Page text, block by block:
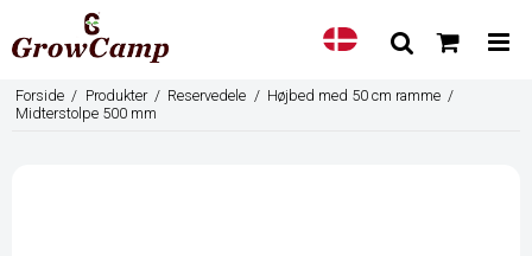
Forside / Produkter / Reservedele / Højbed med 50 cm ramme /
Midterstolpe 500 mm